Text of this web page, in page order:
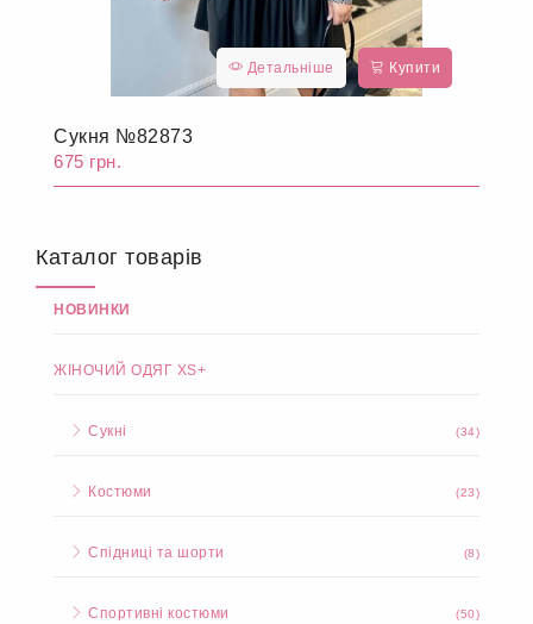
Детальніше Купити
Сукня №82873
675 грн.
Каталог товарів
НОВИНКИ
ЖІНОЧИЙ ОДЯГ XS+
Сукні (34)
Костюми (23)
Спідниці та шорти (8)
Спортивні костюми (50)